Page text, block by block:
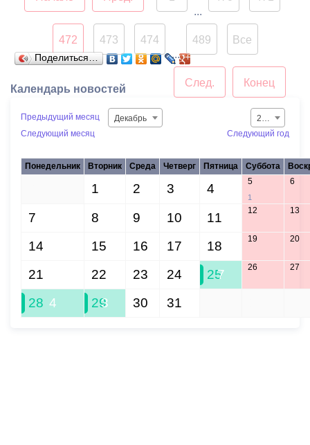
сообщения о фактах
коррупционного
поведения.
В период c 20 по 27 марта
службы поступило 143
обращения. В
оперативном порядке
специалисты выезжают на
аварийные места и
сфере ЖКХ.
...
472 473
474
...
489 Все
Конец
След.
Поделиться…
Календарь новостей
Предыдущий месяц
Декабрь
Следующий месяц
2015
Следующий год
Понедельник Вторник Среда Четверг Пятница Суббота
1 2 3 4 5
1
6
7 8 9 10 11 12 13
14 15 16 17 18 19 20
21 22 23 24 25
7 26 27
28 4 29
3 30 31